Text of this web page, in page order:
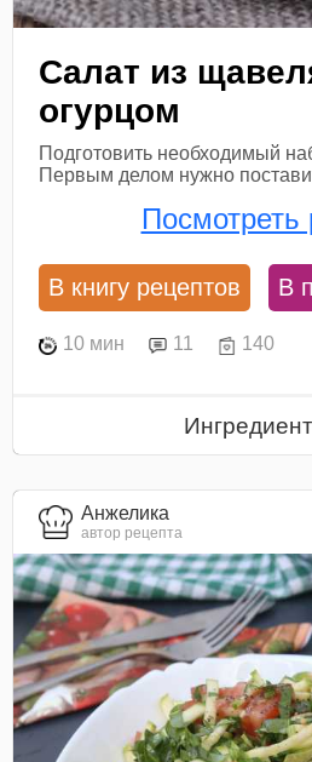
Салат из
огурцом
Подготовить необходимый
Первым делом нужно
Посмотреть
В книгу рецептов В
10 мин 11 140
Анжелика
автор рецепта